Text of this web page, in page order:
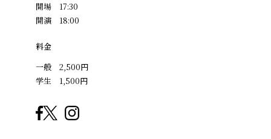
開場 17:30
開演 18:00
料金
一般 2,500円
学生 1,500円